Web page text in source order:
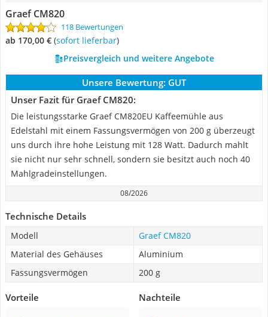
Graef CM820
118 Bewertungen
ab 170,00 € ( Sofort lieferbar)
Preisvergleich und weitere Angebote
Unsere Bewertung: GUT
Unser Fazit für Graef CM820:
Die leistungsstarke Graef CM820EU Kaffeemühle aus
Edelstahl mit einem Fassungsvermögen von 200 g überzeugt
uns durch ihre hohe Leistung mit 128 Watt. Dadurch mahlt
sie nicht nur sehr schnell, sondern sie besitzt auch noch 40
Mahlgradeinstellungen.
08/2026
Technische Details
Modell
Graef CM820
Material des Gehäuses
Aluminium
Fassungsvermögen
200 g
Vorteile Nachteile